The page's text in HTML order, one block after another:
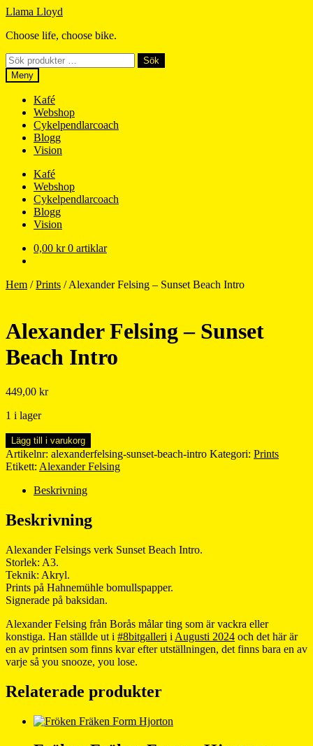
Hoppa
navigering
Hoppa
innehåll
Llama Lloyd
Choose life, choose bike.
Sök
efter:
Sök
Meny
Kafé
Webshop
Cykelpendlarcoach
Blogg
Vision
Kafé
Webshop
Cykelpendlarcoach
Blogg
Vision
0,00 kr 0 artiklar
Hem /Prints /Alexander Felsing – Sunset Beach Intro
Alexander Felsing – Sunset
Beach Intro
449,00 kr
1 i lager
Alexander
Felsing
-
Beach
mängd
Lägg till i varukorg
Artikelnr: alexanderfelsing-sunset-beach-intro Kategori: Prints
Etikett: Alexander Felsing
Beskrivning
Beskrivning
Alexander Felsings verk Sunset Beach Intro.
Storlek: A3.
Teknik: Akryl.
Prints på Hahnemühle bomullspapper.
Signerade på baksidan.
Alexander Felsing från Borås målar ting som är vackra eller
konstiga. Han ställde ut i #8bitgalleri i Augusti 2024 och det här är
en av printsen som finns kvar efter utställningen, det finns bara en av
varje så you snooze, you lose.
Relaterade produkter